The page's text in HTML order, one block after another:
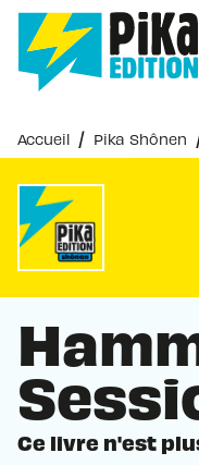
MENU
PIED DE PAGE
Accueil / Pika Shônen
Ce livre n'est